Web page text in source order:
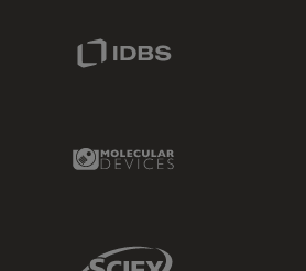
IDBS Link
Molecular Devices Link
Sciex Link